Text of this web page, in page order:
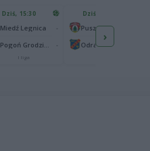
Dziś, 15:30
Miedź Legnica
I liga
Dziś, 15:30
Odra Opole
›